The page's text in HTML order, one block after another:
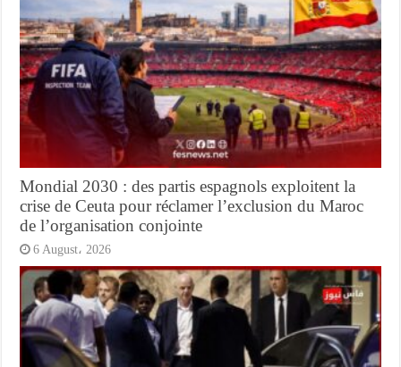
Mondial 2030 : des partis espagnols exploitent la
crise de Ceuta pour réclamer l’exclusion du Maroc
de l’organisation conjointe
6 August، 2026